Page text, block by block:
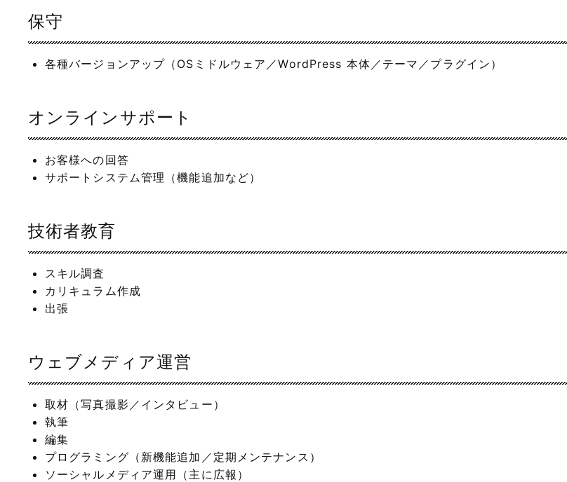
保守
各種バージョンアップ（OSミドルウェア／WordPress 本体／テーマ／プラグイン）
オンラインサポート
お客様への回答
サポートシステム管理（機能追加など）
技術者教育
スキル調査
カリキュラム作成
出張
ウェブメディア運営
取材（写真撮影／インタビュー）
執筆
編集
プログラミング（新機能追加／定期メンテナンス）
ソーシャルメディア運用（主に広報）